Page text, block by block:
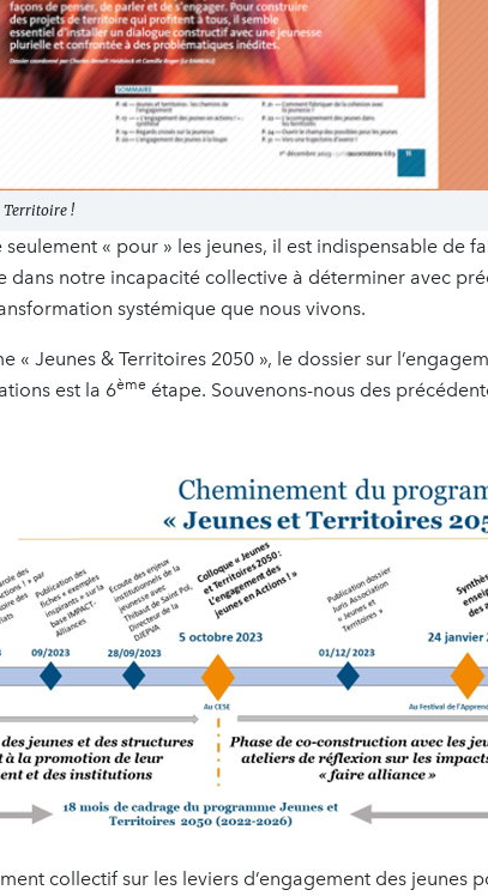
Territoire !
seulement « pour » les jeunes, il est indispensable de
dans notre incapacité collective à déterminer avec
systémique que nous vivons.
« Jeunes & Territoires 2050 », le dossier sur
est la 6ème étape. Souvenons-nous des
collectif sur les leviers d’engagement des jeunes